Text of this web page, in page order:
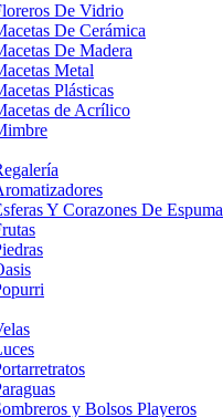
De Vidrio
De Cerámica
De Madera
Metal
Plásticas
de Acrílico
Y Corazones De Espuma
y Bolsos Playeros